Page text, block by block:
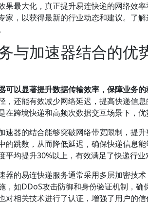
果最大化，真正提升易连快递的网络效
家，以获得最新的行业动态和建议。了
与加速器结合的优
可以显著提升数据传输效率，保障业务的
，还能有效减少网络延迟，提高快递信
在跨境快递和高频次数据交互场景下，优
速器的结合能够突破网络带宽限制，提
的跳数，从而降低延迟，确保快递信息
平均提升30%以上，有效满足了快递行业
器的易连快递服务通常采用多层加密技
，如DDoS攻击防御和身份验证机制，
对相关技术进行了认证，增强了用户的信